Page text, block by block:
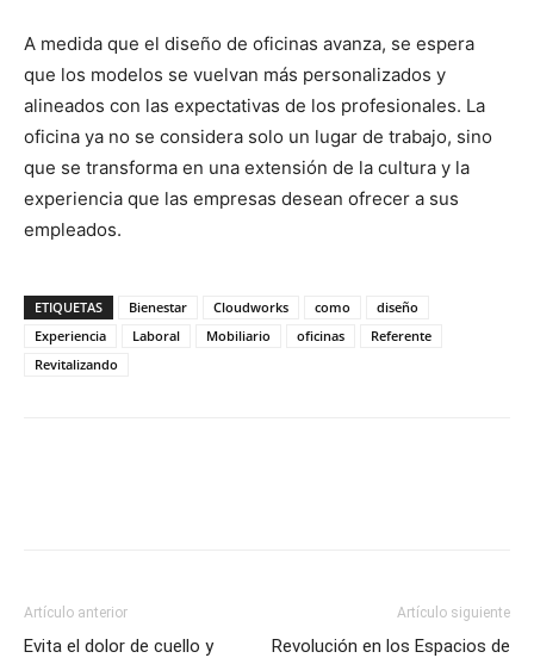
A medida que el diseño de oficinas avanza, se espera
que los modelos se vuelvan más personalizados y
alineados con las expectativas de los profesionales. La
oficina ya no se considera solo un lugar de trabajo, sino
que se transforma en una extensión de la cultura y la
experiencia que las empresas desean ofrecer a sus
empleados.
ETIQUETAS Bienestar Cloudworks como
diseño
Experiencia
Laboral Mobiliario oficinas
Referente
Revitalizando
Artículo anterior
Evita el dolor de cuello y
Artículo siguiente
Revolución en los Espacios de